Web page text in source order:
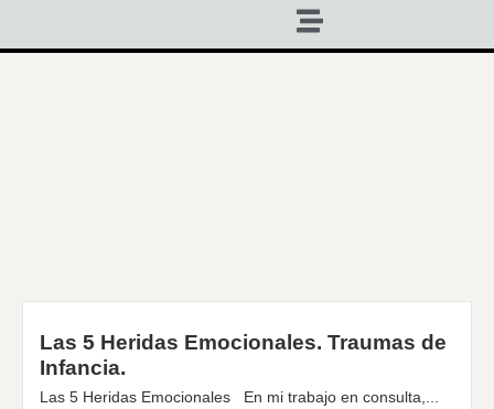
Las 5 Heridas Emocionales. Traumas de
Infancia.
Las 5 Heridas Emocionales En mi trabajo en consulta,...